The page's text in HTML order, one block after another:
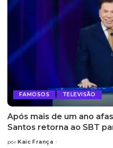
FAMOSOS TELEVISÃO
Após mais de um ano
Santos retorna ao SBT
Posted
por Kaic França